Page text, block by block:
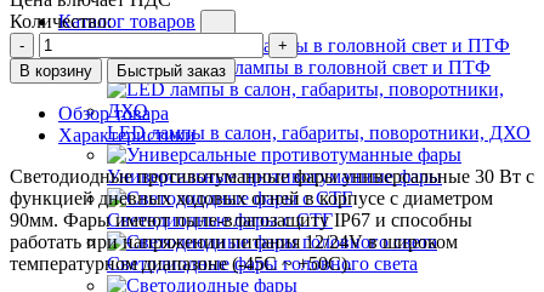
Каталог товаров
Светодиодные лампы в головной свет и ПТФ
LED лампы в салон, габариты, поворотники, ДХО
Универсальные противотуманные фары
Светодиодные фары с СТГ
Светодиодные фары головного света
Количество:
-
+
В корзину
Быстрый заказ
Обзор товара
Характеристики
Светодиодные противотуманные фары универсальные 30 Вт с
функцией дневных ходовых огней в корпусе с диаметром
90мм. Фары имеют пыле-влагозащиту IP67 и способны
работать при напряжении питания 12/24V в широком
температурном диапазоне (-45C ~ +50C).